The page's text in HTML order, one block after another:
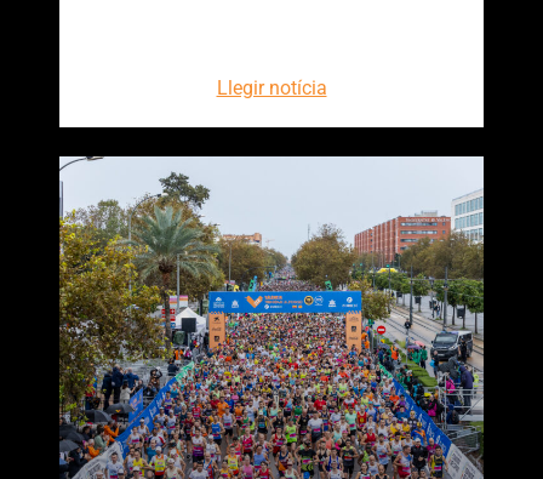
Llegir notícia